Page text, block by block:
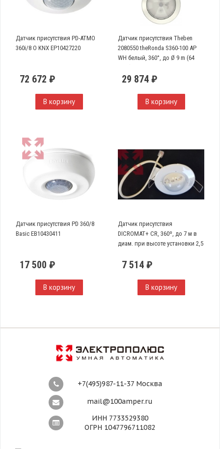
Датчик присутствия PD-ATMO
360i/8 O KNX EP10427220
72 672 ₽
В корзину
Датчик присутствия Theben
2080550 theRonda S360-100 AP
WH белый, 360°, до Ø 9 m (64
29 874 ₽
В корзину
Датчик присутствия PD 360/8
Basic EB10430411
17 500 ₽
В корзину
Датчик присутствия
DICROMAT+ CR, 360º, до 7 м в
диам. при высоте установки 2,5
7 514 ₽
В корзину
+7(495)987-11-37 Москва
mail@100amper.ru
ИНН 7733529380
ОГРН 1047796711082